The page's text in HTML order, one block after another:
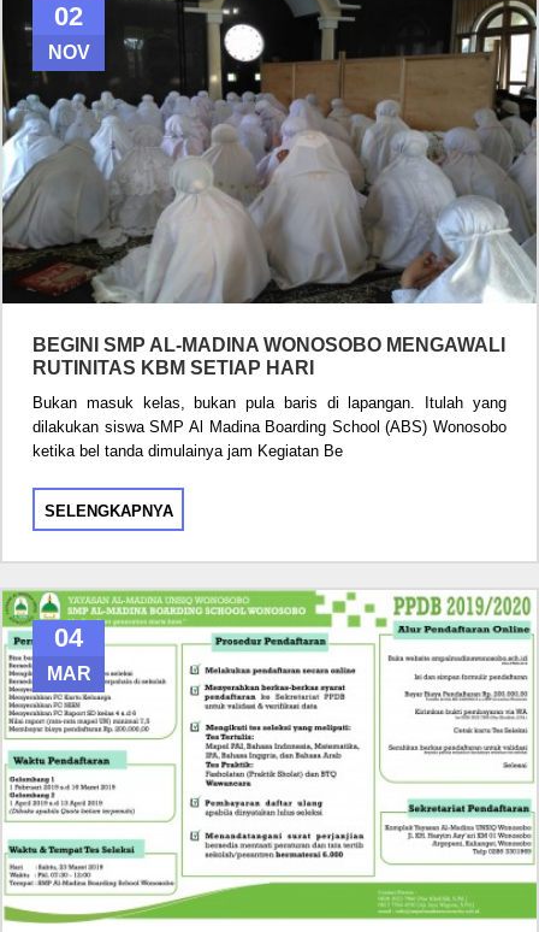
02
NOV
BEGINI SMP AL-MADINA WONOSOBO MENGAWALI
RUTINITAS KBM SETIAP HARI
Bukan masuk kelas, bukan pula baris di lapangan. Itulah yang
dilakukan siswa SMP Al Madina Boarding School (ABS) Wonosobo
ketika bel tanda dimulainya jam Kegiatan Be
SELENGKAPNYA
04
MAR